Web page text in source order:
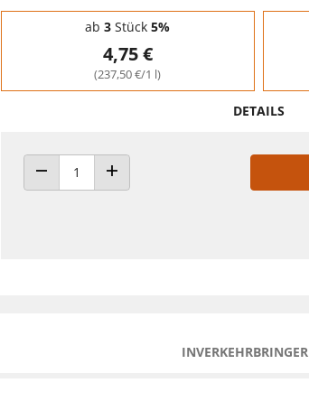
Staffelpreise - Mengenrabatt
ab 3 Stück 5%
4,75 €
(237,50 €/1 l)
DETAILS
ANZAHL VERRINGERNANZAHL ERHÖHEN
INVERKEHRBRINGER